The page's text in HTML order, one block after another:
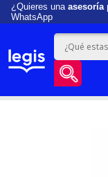
¿Quieres una asesoría
WhatsApp